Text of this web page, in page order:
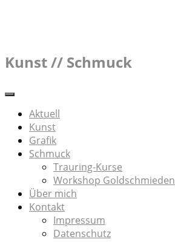
Kunst // Schmuck
Aktuell
Kunst
Grafik
Schmuck
Trauring-Kurse
Workshop Goldschmieden
Über mich
Kontakt
Impressum
Datenschutz